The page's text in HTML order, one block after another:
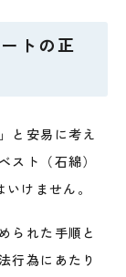
トの正
と安易に考え
スト（石綿）
けません。
られた手順と
行為にあたり